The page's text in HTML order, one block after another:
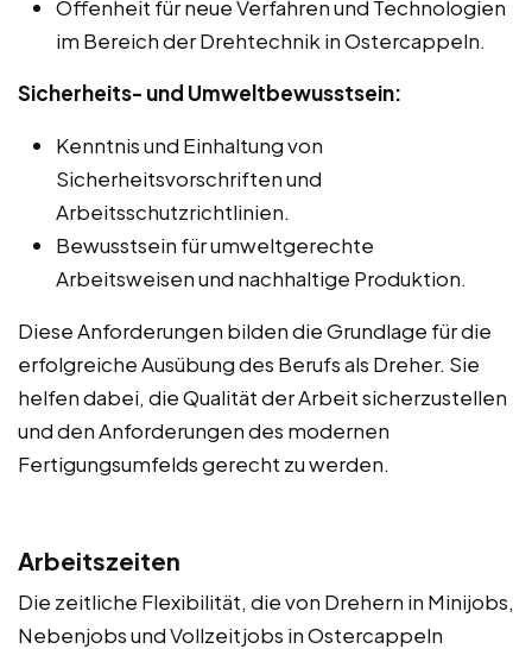
Offenheit für neue Verfahren und Technologien
im Bereich der Drehtechnik in Ostercappeln.
Sicherheits- und Umweltbewusstsein:
Kenntnis und Einhaltung von
Sicherheitsvorschriften und
Arbeitsschutzrichtlinien.
Bewusstsein für umweltgerechte
Arbeitsweisen und nachhaltige Produktion.
Diese Anforderungen bilden die Grundlage für die
erfolgreiche Ausübung des Berufs als Dreher. Sie
helfen dabei, die Qualität der Arbeit sicherzustellen
und den Anforderungen des modernen
Fertigungsumfelds gerecht zu werden.
Arbeitszeiten
Die zeitliche Flexibilität, die von Drehern in Minijobs,
Nebenjobs und Vollzeitjobs in Ostercappeln